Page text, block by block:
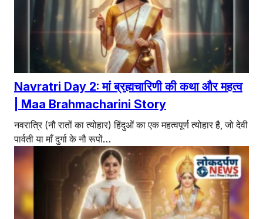
Navratri Day 2: मां ब्रह्मचारिणी की कथा और महत्व
| Maa Brahmacharini Story
नवरात्रि (नौ रातों का त्योहार) हिंदुओं का एक महत्वपूर्ण त्योहार है, जो देवी
पार्वती या माँ दुर्गा के नौ रूपों…